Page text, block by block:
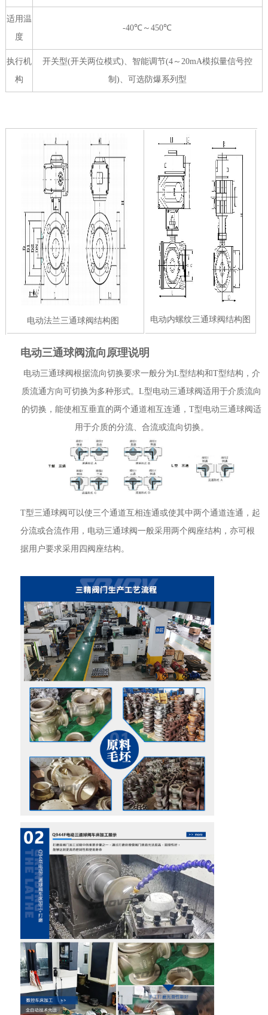
适用温
度
-40℃～450℃
执行机
构
开关型(开关两位模式)、智能调节(4～20mA模拟量信号控
制)、可选防爆系列型
电动法兰三通球阀结构图 电动内螺纹三通球阀结构图
电动三通球阀流向原理说明
电动三通球阀根据流向切换要求一般分为L型结构和T型结构，介
质流通方向可切换为多种形式。L型电动三通球阀适用于介质流向
的切换，能使相互垂直的两个通道相互连通，T型电动三通球阀适
用于介质的分流、合流或流向切换。
T型三通球阀可以使三个通道互相连通或使其中两个通道连通，起
分流或合流作用，电动三通球阀一般采用两个阀座结构，亦可根
据用户要求采用四阀座结构。